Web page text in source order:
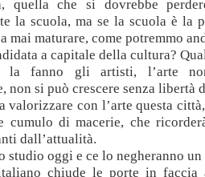
quella che si dovrebbe
la scuola, ma se la scuola è la
mai maturare, come potremmo
a capitale della cultura?
la fanno gli artisti, l’arte
non si può crescere senza libertà
valorizzare con l’arte questa
cumulo di macerie, che
dall’attualità.
studio oggi e ce lo negheranno
chiude le porte in faccia